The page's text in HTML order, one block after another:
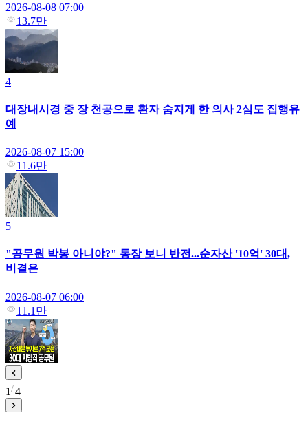
2026-08-08 07:00
13.7만
4
대장내시경 중 장 천공으로 환자 숨지게 한 의사 2심도 집행유
예
2026-08-07 15:00
11.6만
5
"공무원 박봉 아니야?" 통장 보니 반전...순자산 '10억' 30대,
비결은
2026-08-07 06:00
11.1만
1 4